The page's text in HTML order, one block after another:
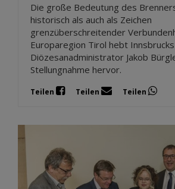
Die große Bedeutung des
historisch als auch als Zeichen
grenzüberschreitender
Europaregion Tirol hebt Innsbrucks
Diözesanadministrator Jakob
Stellungnahme hervor.
Teilen Teilen Teilen